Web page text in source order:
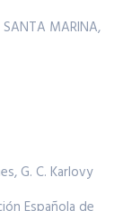
SANTA MARINA,
G. C. Karlovy